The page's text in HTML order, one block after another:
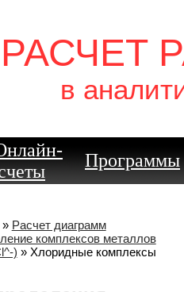
РАСЧЕТ
в
Программы
» Расчет диаграмм
комплексов металлов
) » Хлоридные комплексы